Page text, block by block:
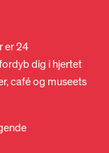
er 24
dig i hjertet
café og museets